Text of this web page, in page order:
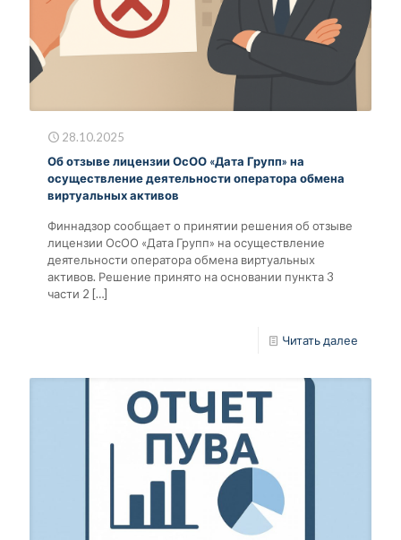
28.10.2025
Об отзыве лицензии ОсОО «Дата Групп» на
осуществление деятельности оператора обмена
виртуальных активов
Финнадзор сообщает о принятии решения об отзыве
лицензии ОсОО «Дата Групп» на осуществление
деятельности оператора обмена виртуальных
активов. Решение принято на основании пункта 3
части 2 […]
Читать далее